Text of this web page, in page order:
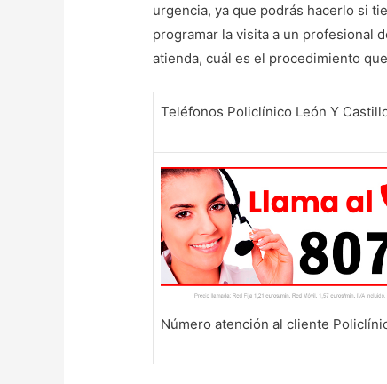
urgencia, ya que podrás hacerlo si
programar la visita a un profesional
atienda, cuál es el procedimiento
Teléfonos Policlínico León Y
Número atención al cliente